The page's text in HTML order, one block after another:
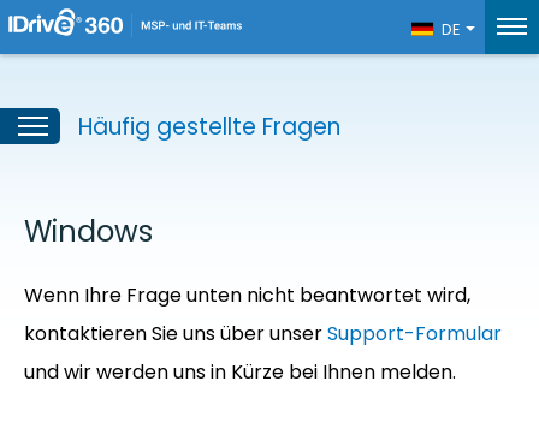
DE
Häufig gestellte Fragen
Windows
Wenn Ihre Frage unten nicht beantwortet wird,
kontaktieren Sie uns über unserSupport-Formular
und wir werden uns in Kürze bei Ihnen melden.